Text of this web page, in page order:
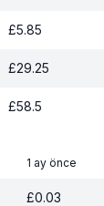
£5.85
£29.25
£58.5
1 ay önce
£0.03